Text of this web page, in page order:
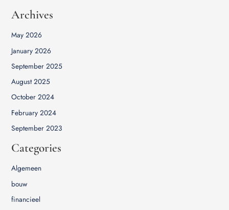
Archives
May 2026
January 2026
September 2025
August 2025
October 2024
February 2024
September 2023
Categories
Algemeen
bouw
financieel